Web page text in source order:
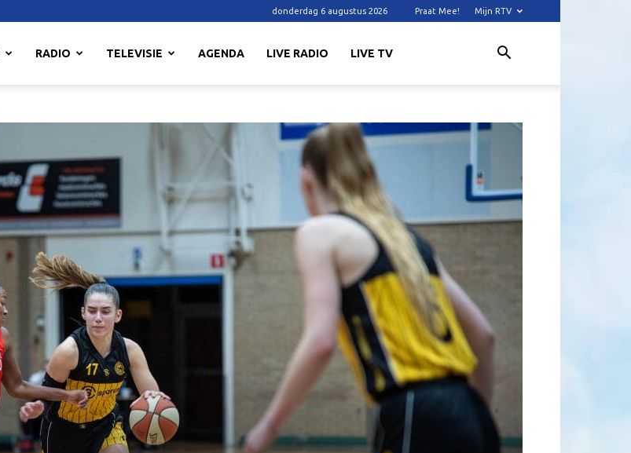
donderdag 6 augustus 2026 Praat Mee! Mijn RTV
RADIO TELEVISIE AGENDA LIVE RADIO LIVE TV